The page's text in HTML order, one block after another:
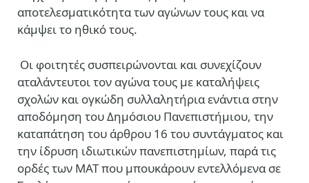
αποτελεσματικότητα των αγώνων τους και να
κάμψει το ηθικό τους.
Οι φοιτητές συσπειρώνονται και συνεχίζουν
αταλάντευτοι τον αγώνα τους με καταλήψεις
σχολών και ογκώδη συλλαλητήρια ενάντια στην
αποδόμηση του Δημόσιου Πανεπιστήμιου, την
καταπάτηση του άρθρου 16 του συντάγματος και
την ίδρυση ιδιωτικών πανεπιστημίων, παρά τις
ορδές των ΜΑΤ που μπουκάρουν εντελλόμενα σε